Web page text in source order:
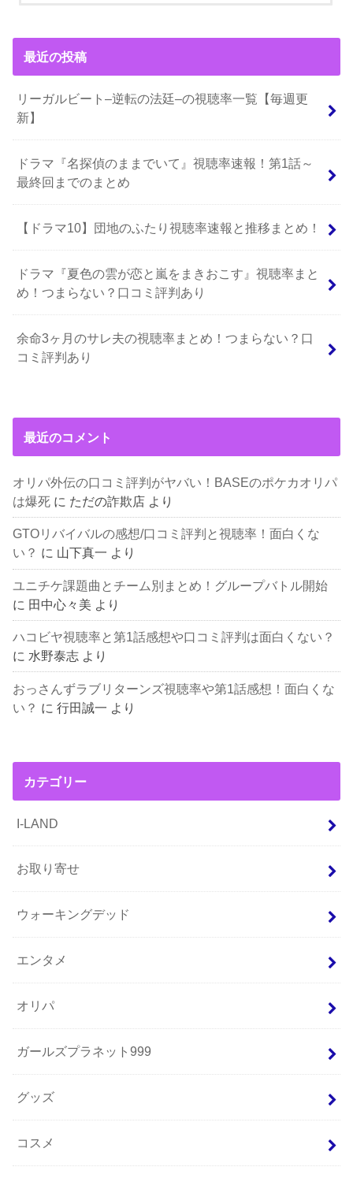
最近の投稿
リーガルビート–逆転の法廷–の視聴率一覧【毎週更
新】
ドラマ『名探偵のままでいて』視聴率速報！第1話～
最終回までのまとめ
【ドラマ10】団地のふたり視聴率速報と推移まとめ！
ドラマ『夏色の雲が恋と嵐をまきおこす』視聴率まと
め！つまらない？口コミ評判あり
余命3ヶ月のサレ夫の視聴率まとめ！つまらない？口
コミ評判あり
最近のコメント
オリパ外伝の口コミ評判がヤバい！BASEのポケカオリパ
は爆死 に ただの詐欺店 より
GTOリバイバルの感想/口コミ評判と視聴率！面白くな
い？ に 山下真一 より
ユニチケ課題曲とチーム別まとめ！グループバトル開始
に 田中心々美 より
ハコビヤ視聴率と第1話感想や口コミ評判は面白くない？
に 水野泰志 より
おっさんずラブリターンズ視聴率や第1話感想！面白くな
い？ に行田誠一 より
カテゴリー
I-LAND
お取り寄せ
ウォーキングデッド
エンタメ
オリパ
ガールズプラネット999
グッズ
コスメ